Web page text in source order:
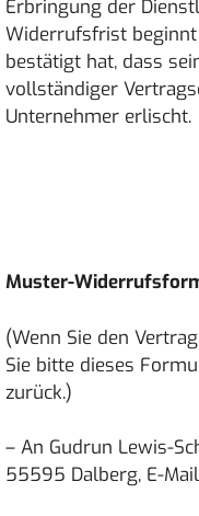
Erbringung der
Widerrufsfrist
bestätigt hat, dass
vollständiger
Unternehmer erlischt.
Muster-
(Wenn Sie den
Sie bitte dieses
zurück.)
– An Gudrun Lewis-
55595 Dalberg, E-